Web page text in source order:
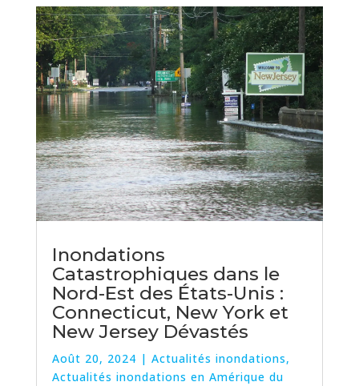
Inondations
Catastrophiques dans le
Nord-Est des États-Unis :
Connecticut, New York et
New Jersey Dévastés
Août 20, 2024 | Actualités inondations,
Actualités inondations en Amérique du